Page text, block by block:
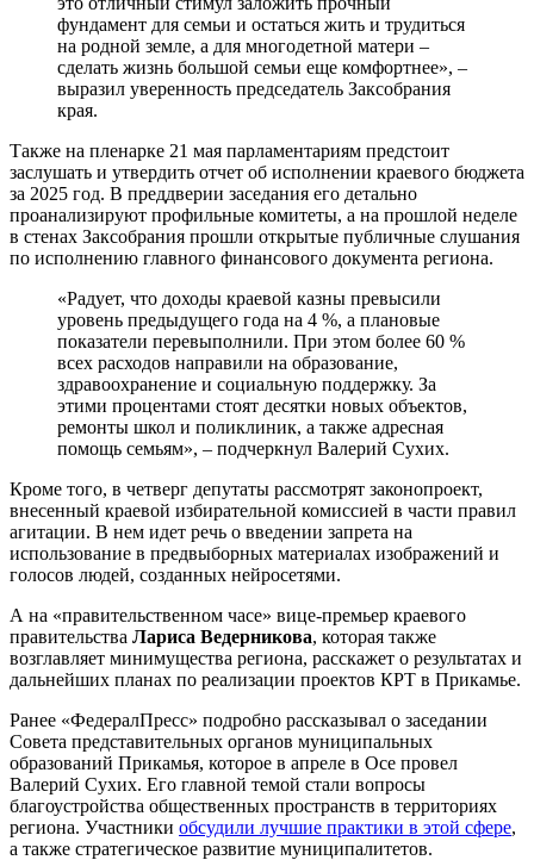
фундамент для семьи и остаться жить и трудиться
на родной земле, а для многодетной матери –
сделать жизнь большой семьи еще комфортнее», –
выразил уверенность председатель Заксобрания
края.
Также на пленарке 21 мая парламентариям предстоит
заслушать и утвердить отчет об исполнении краевого бюджета
за 2025 год. В преддверии заседания его детально
проанализируют профильные комитеты, а на прошлой неделе
в стенах Заксобрания прошли открытые публичные слушания
по исполнению главного финансового документа региона.
«Радует, что доходы краевой казны превысили
уровень предыдущего года на 4 %, а плановые
показатели перевыполнили. При этом более 60 %
всех расходов направили на образование,
здравоохранение и социальную поддержку. За
этими процентами стоят десятки новых объектов,
ремонты школ и поликлиник, а также адресная
помощь семьям», – подчеркнул Валерий Сухих.
Кроме того, в четверг депутаты рассмотрят законопроект,
внесенный краевой избирательной комиссией в части правил
агитации. В нем идет речь о введении запрета на
использование в предвыборных материалах изображений и
голосов людей, созданных нейросетями.
А на «правительственном часе» вице-премьер краевого
правительства Лариса Ведерникова, которая также
возглавляет минимущества региона, расскажет о результатах и
дальнейших планах по реализации проектов КРТ в Прикамье.
Ранее «ФедералПресс» подробно рассказывал о заседании
Совета представительных органов муниципальных
образований Прикамья, которое в апреле в Осе провел
Валерий Сухих. Его главной темой стали вопросы
благоустройства общественных пространств в территориях
региона. Участники обсудили лучшие практики в этой сфере,
а также стратегическое развитие муниципалитетов.